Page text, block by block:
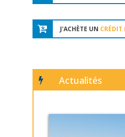
J'ACHÈTE UN CRÉDIT
Actualités